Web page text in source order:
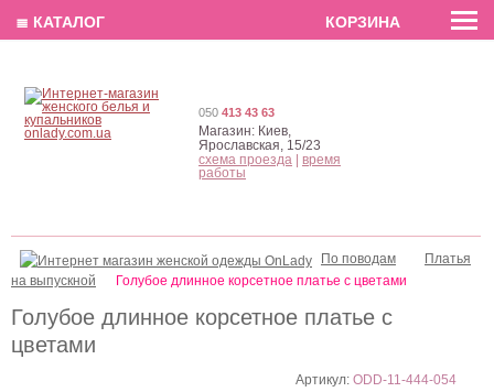
EN РУС
Голубое длинное корсетное платье c
цветами
Артикул:ODD-11-444-054
По поводам
Платья
на выпускной
Голубое длинное корсетное платье c цветами
050 413 43 63
Магазин: Киев,
Ярославская, 15/23
схема проезда
время
работы
≣ КАТАЛОГ КОРЗИНА